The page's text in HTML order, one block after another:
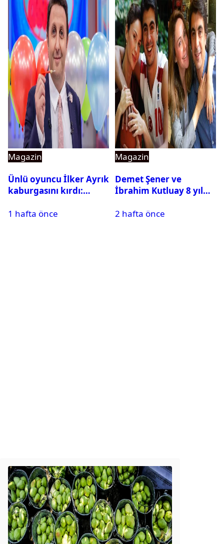
Magazin
Ünlü oyuncu İlker Ayrık
kaburgasını kırdı:
1 hafta önce
Magazin
Demet Şener ve
İbrahim Kutluay 8 yıl
Ailece Yunanistan
2 hafta önce